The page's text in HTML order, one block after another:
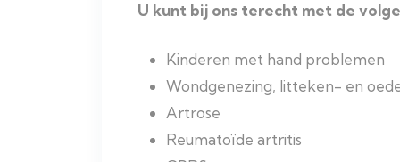
U kunt bij ons terecht met de
Kinderen met hand problemen
Wondgenezing, litteken- en
Artrose
Reumatoïde artritis